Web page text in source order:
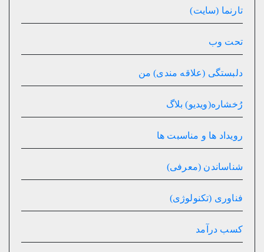
تارنما (سایت)
تحت وب
دلبستگی (علاقه مندی) من
رُخشاره(ویدیو) بلاگ
رویداد ها و مناسبت ها
شناساندن (معرفی)
فناوری (تکنولوژی)
کسب درآمد